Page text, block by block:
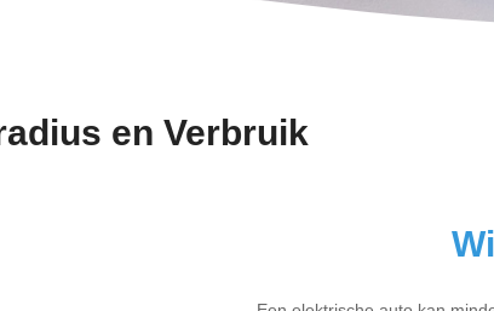
en Verbruik